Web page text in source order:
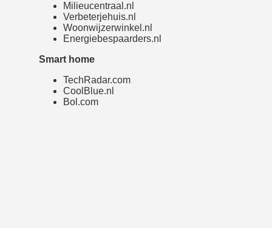
Milieucentraal.nl
Verbeterjehuis.nl
Woonwijzerwinkel.nl
Energiebespaarders.nl
Smart home
TechRadar.com
CoolBlue.nl
Bol.com